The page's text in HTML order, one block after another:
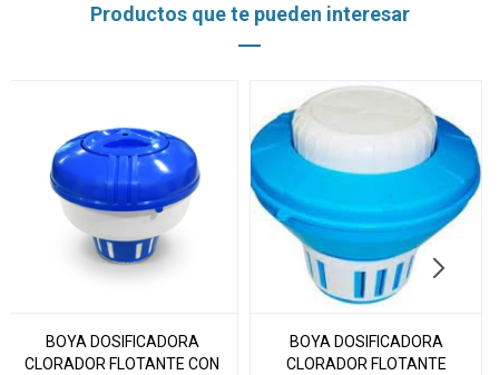
Productos que te pueden interesar
BOYA DOSIFICADORA
CLORADOR FLOTANTE CON
BOYA DOSIFICADORA
CLORADOR FLOTANTE